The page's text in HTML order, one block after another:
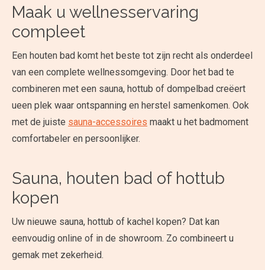
Maak u wellnesservaring
compleet
Een houten bad komt het beste tot zijn recht als onderdeel
van een complete wellnessomgeving. Door het bad te
combineren met een sauna, hottub of dompelbad creëert
ueen plek waar ontspanning en herstel samenkomen. Ook
met de juiste sauna-accessoires maakt u het badmoment
comfortabeler en persoonlijker.
Sauna, houten bad of hottub
kopen
Uw nieuwe sauna, hottub of kachel kopen? Dat kan
eenvoudig online of in de showroom. Zo combineert u
gemak met zekerheid.